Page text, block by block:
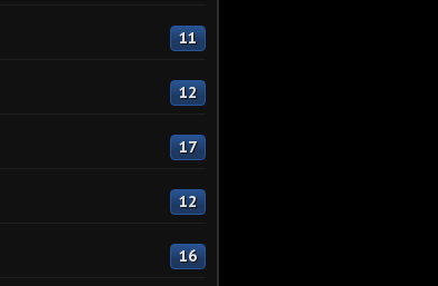
11
12
17
12
16